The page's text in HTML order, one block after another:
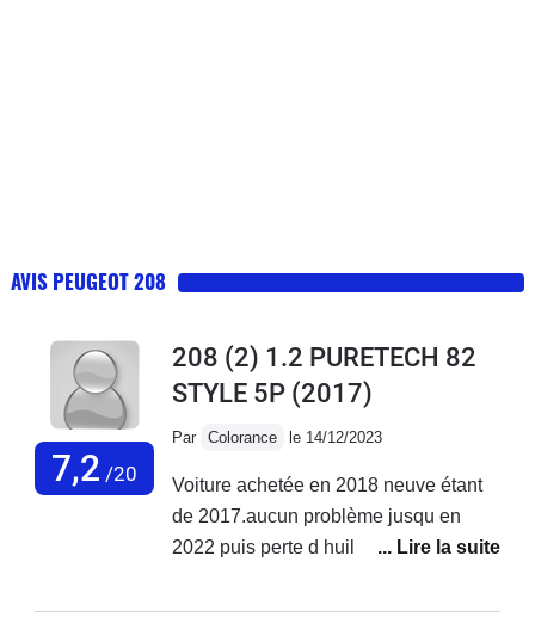
AVIS PEUGEOT 208
7,2 /20
208 (2) 1.2 PURETECH 82
STYLE 5P (2017)
Par Colorance le 14/12/2023
Voiture achetée en 2018 neuve étant
de 2017.aucun problème jusqu en
2022 puis perte d huile ++ à en
des pannes 2ooo euros de réparation